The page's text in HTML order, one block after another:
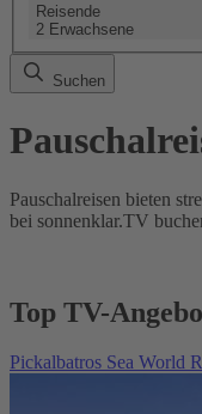
Reisende
2 Erwachsene
Suchen
Pauschalreisen bieten
bei sonnenklar.TV
Top TV-
Pickalbatros Sea World